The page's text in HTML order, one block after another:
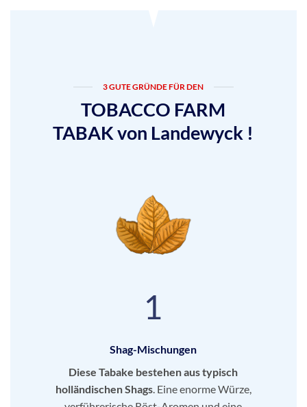
3 GUTE GRÜNDE FÜR DEN
TOBACCO FARM
TABAK von Landewyck !
1
Shag-Mischungen
Diese Tabake bestehen aus typisch
holländischen Shags. Eine enorme Würze,